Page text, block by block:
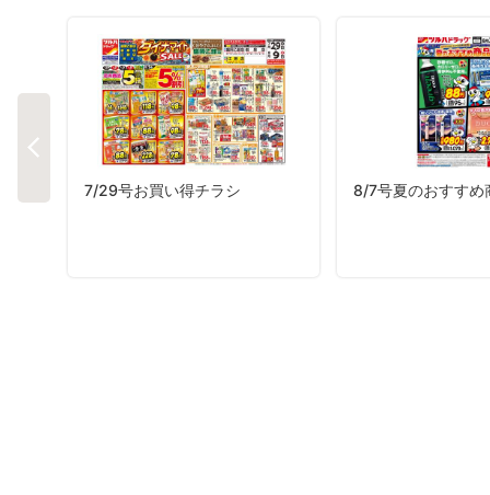
7/29号お買い得チラシ 8/7号夏のおすすめ